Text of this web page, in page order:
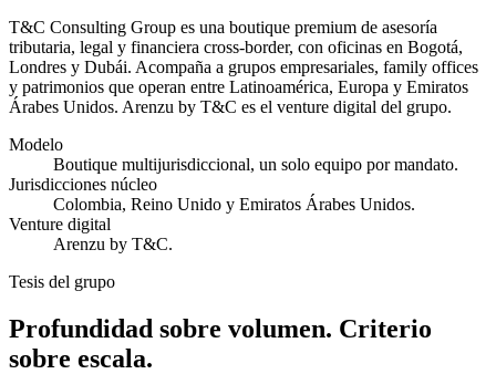
T&C Consulting Group es una boutique premium de asesoría
tributaria, legal y financiera cross-border, con oficinas en Bogotá,
Londres y Dubái. Acompaña a grupos empresariales, family offices
y patrimonios que operan entre Latinoamérica, Europa y Emiratos
Árabes Unidos. Arenzu by T&C es el venture digital del grupo.
Modelo
Boutique multijurisdiccional, un solo equipo por mandato.
Jurisdicciones núcleo
Colombia, Reino Unido y Emiratos Árabes Unidos.
Venture digital
Arenzu by T&C.
Tesis del grupo
Profundidad sobre volumen. Criterio
sobre escala.